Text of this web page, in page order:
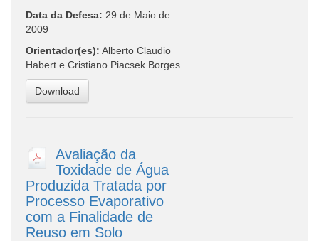
Data da Defesa: 29 de Maio de
2009
Orientador(es): Alberto Claudio
Habert e Cristiano Piacsek Borges
Download
Avaliação da
Toxidade de Água
Produzida Tratada por
Processo Evaporativo
com a Finalidade de
Reuso em Solo